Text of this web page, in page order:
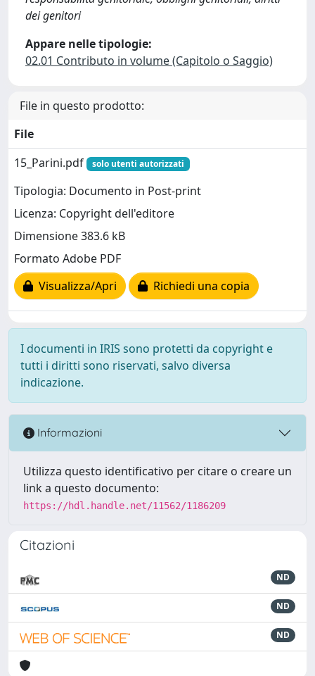
dei genitori
Appare nelle tipologie:
02.01 Contributo in volume (Capitolo o Saggio)
File in questo prodotto:
File
15_Parini.pdf
solo utenti autorizzati
Tipologia: Documento in Post-print
Licenza: Copyright dell'editore
Dimensione 383.6 kB
Formato Adobe PDF
Visualizza/Apri
Richiedi una copia
I documenti in IRIS sono protetti da copyright e
tutti i diritti sono riservati, salvo diversa
indicazione.
Informazioni
Utilizza questo identificativo per citare o creare un
link a questo documento:
https://hdl.handle.net/11562/1186209
Citazioni
ND
ND
ND